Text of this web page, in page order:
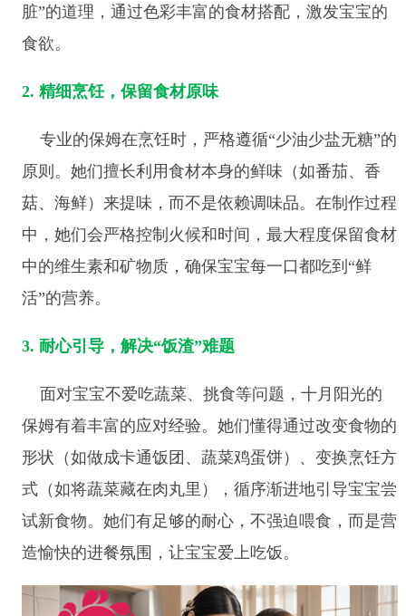
脏”的道理，通过色彩丰富的食材搭配，激发宝宝的
食欲。
2. 精细烹饪，保留食材原味
专业的保姆在烹饪时，严格遵循“少油少盐无糖”的
原则。她们擅长利用食材本身的鲜味（如番茄、香
菇、海鲜）来提味，而不是依赖调味品。在制作过程
中，她们会严格控制火候和时间，最大程度保留食材
中的维生素和矿物质，确保宝宝每一口都吃到“鲜
活”的营养。
3. 耐心引导，解决“饭渣”难题
面对宝宝不爱吃蔬菜、挑食等问题，十月阳光的
保姆有着丰富的应对经验。她们懂得通过改变食物的
形状（如做成卡通饭团、蔬菜鸡蛋饼）、变换烹饪方
式（如将蔬菜藏在肉丸里），循序渐进地引导宝宝尝
试新食物。她们有足够的耐心，不强迫喂食，而是营
造愉快的进餐氛围，让宝宝爱上吃饭。